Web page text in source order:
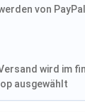
von
wird im
ausgewählt